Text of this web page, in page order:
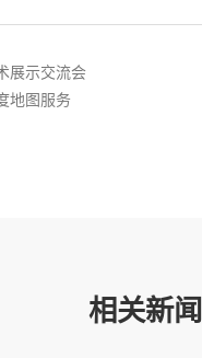
展示交流会
地图服务
相关新闻